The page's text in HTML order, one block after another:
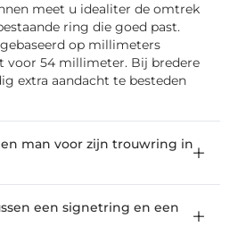
meet u idealiter de omtrek
ring die goed past.
op millimeters
voor 54 millimeter. Bij bredere
extra aandacht te besteden
man voor zijn trouwring in
een signetring en een